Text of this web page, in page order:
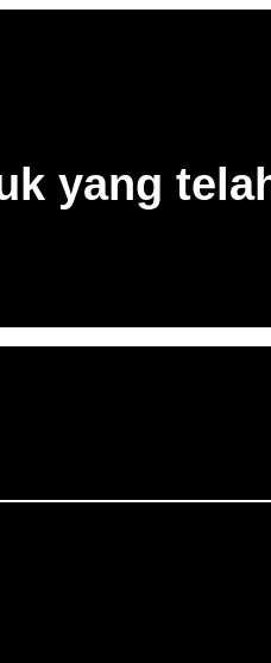
yang